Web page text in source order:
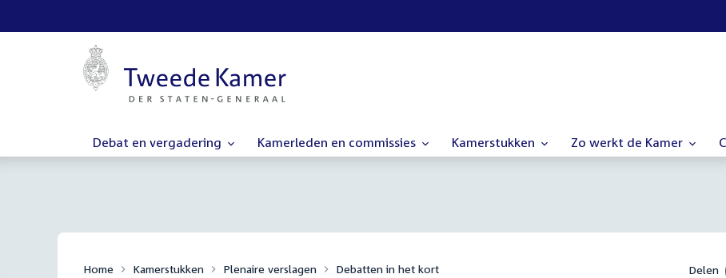
Debat en vergadering Kamerleden en commissies Kamerstukken Zo werkt de Kamer
Home Kamerstukken Plenaire verslagen Debatten in het kort Delen